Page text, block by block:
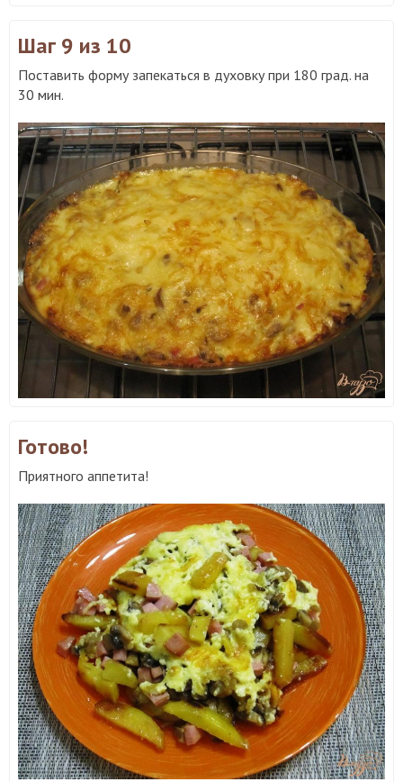
Шаг 9 из 10
Поставить форму запекаться в духовку при 180 град. на
30 мин.
Готово!
Приятного аппетита!